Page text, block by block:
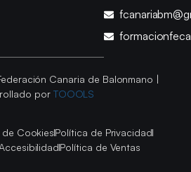
Canaria de Balonmano |
por TOOOLS
de CookiesPolítica de Privacidad
Política de Ventas